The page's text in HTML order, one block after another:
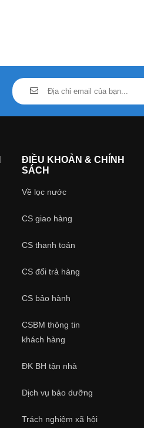
ĐIỀU KHOẢN & CHÍNH
SÁCH
Về lọc nước
CS giao hàng
CS thanh toán
CS đổi trả hàng
CS bảo hành
CSBM thông tin
khách hàng
ĐK BH tận nhà
Dịch vụ bảo dưỡng
Trách nghiệm xã hội